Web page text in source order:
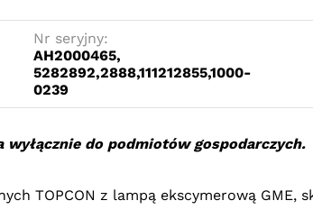
Nr seryjny:
AH2000465,
5282892,2888,111212855,1000-
0239
wyłącznie do podmiotów gospodarczych.
TOPCON z lampą ekscymerową GME,